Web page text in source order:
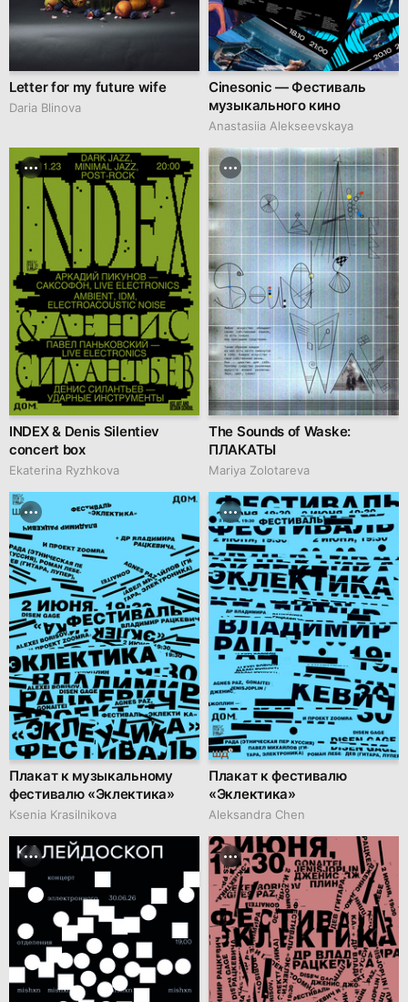
Letter for my future wife
Daria Blinova
Cinesonic — Фестиваль
музыкального кино
Anastasiia Alekseevskaya
INDEX & Denis Silentiev
concert box
Ekaterina Ryzhkova
The Sounds of Waske:
ПЛАКАТЫ
Mariya Zolotareva
Плакат к музыкальному
фестивалю «Эклектика»
Ksenia Krasilnikova
Плакат к фестивалю
«Эклектика»
Aleksandra Chen